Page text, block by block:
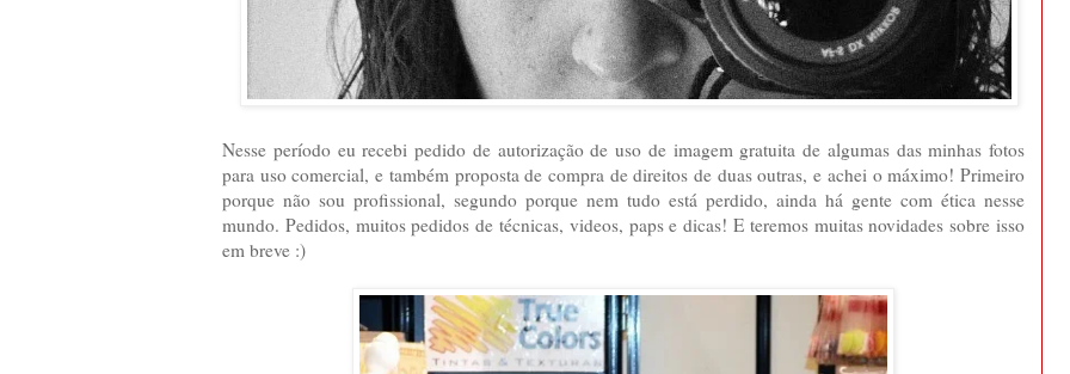
Nesse período eu recebi pedido de autorização de uso de imagem gratuita de algumas das minhas fotos
para uso comercial, e também proposta de compra de direitos de duas outras, e achei o máximo! Primeiro
porque não sou profissional, segundo porque nem tudo está perdido, ainda há gente com ética nesse
mundo. Pedidos, muitos pedidos de técnicas, videos, paps e dicas! E teremos muitas novidades sobre isso
em breve :)